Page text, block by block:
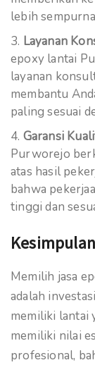
lebih
Layanan
epoxy lantai
layanan
membantu
paling sesuai
Garansi
Purworejo
atas hasil
bahwa
tinggi dan
Kesimpulan
Memilih jasa
adalah
memiliki lantai
memiliki nilai
profesional,